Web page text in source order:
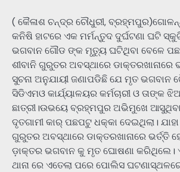
( କୈଳାଶ ଚନ୍ଦ୍ର ଚୌଧୁରୀ,
କନିଷି ହାଟରେ ଏକ ମର୍ମନ୍ତୁଦ ଦୁର୍ଘଟଣା ଘଟି
ଭଗବାନ ଗୌଡ ଙ୍କ ମୃତ୍ୟୁ ଘଟିଥିବା ବେଳେ
ଶୀବାନି ଗୁରୁତର ଅବସ୍ଥାରେ ଡାକ୍ତରଖାନାରେ
ସୁଚନା ଅନୁଯାୟୀ ଜଣାପଡିଛି ଯେ ମୃତ
ସିଡିଏମଓ କାର୍ଯ୍ୟାଳୟର କର୍ମଚାରୀ ଓ ତାଙ୍କ ଝିଅ
ଛାତ୍ରୀ।ଉଭୟେ ବ୍ରହ୍ମପୁର ଅଭିମୁଖେ
ଦୃତଗାମୀ କାର୍ ପଛପଟୁ ଧକ୍କା ଦେଇଥିଲା।
ଗୁରୁତର ଅବସ୍ଥାରେ ଡାକ୍ତରଖାନାରେ ଭର୍ତ୍ତି
ଡ଼ାକ୍ତର ଭଗବାନ କୁ ମୃତ ଘୋଷଣା କରିଥିଲେ।
ଥାନା ରେ ଏତେଲା ପରେ ପୋଲିସ